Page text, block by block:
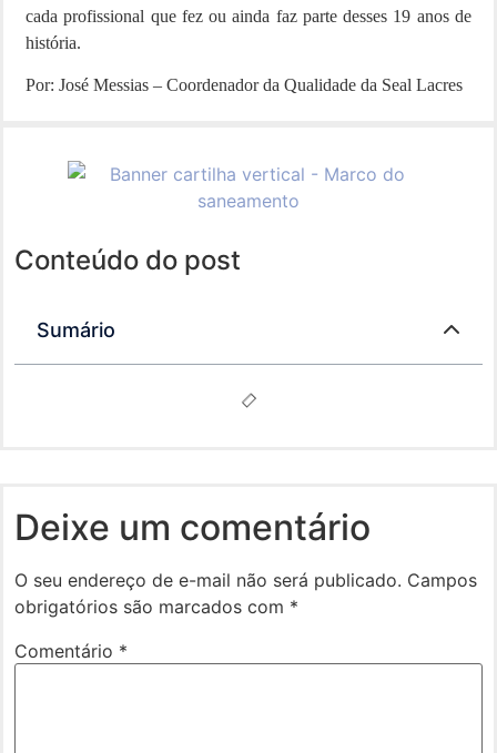
cada profissional que fez ou ainda faz parte desses 19 anos de
história.
Por: José Messias – Coordenador da Qualidade da Seal Lacres
Conteúdo do post
Sumário
Deixe um comentário
O seu endereço de e-mail não será publicado. Campos
obrigatórios são marcados com *
Comentário *